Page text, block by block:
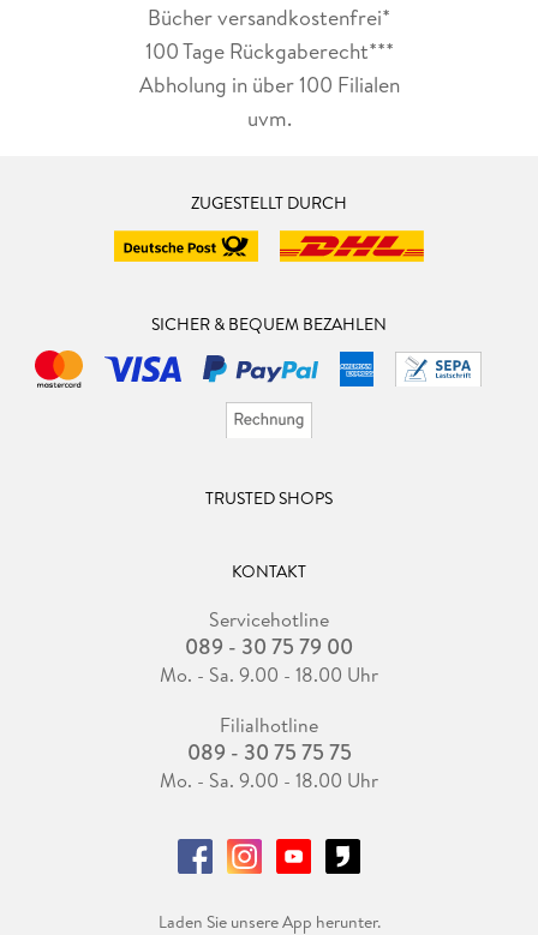
Bücher versandkostenfrei*
100 Tage Rückgaberecht***
Abholung in über 100 Filialen
uvm.
ZUGESTELLT DURCH
SICHER & BEQUEM BEZAHLEN
TRUSTED SHOPS
KONTAKT
Servicehotline
089 - 30 75 79 00
Mo. - Sa. 9.00 - 18.00 Uhr
Filialhotline
089 - 30 75 75 75
Mo. - Sa. 9.00 - 18.00 Uhr
Laden Sie unsere App herunter.